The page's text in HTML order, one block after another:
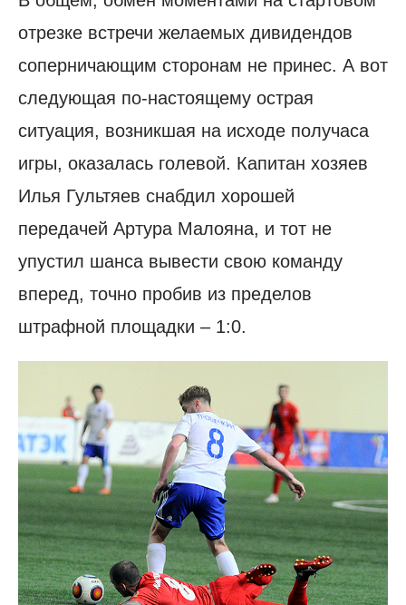
отрезке встречи желаемых дивидендов
соперничающим сторонам не принес. А вот
следующая по-настоящему острая
ситуация, возникшая на исходе получаса
игры, оказалась голевой. Капитан хозяев
Илья Гультяев снабдил хорошей
передачей Артура Малояна, и тот не
упустил шанса вывести свою команду
вперед, точно пробив из пределов
штрафной площадки – 1:0.